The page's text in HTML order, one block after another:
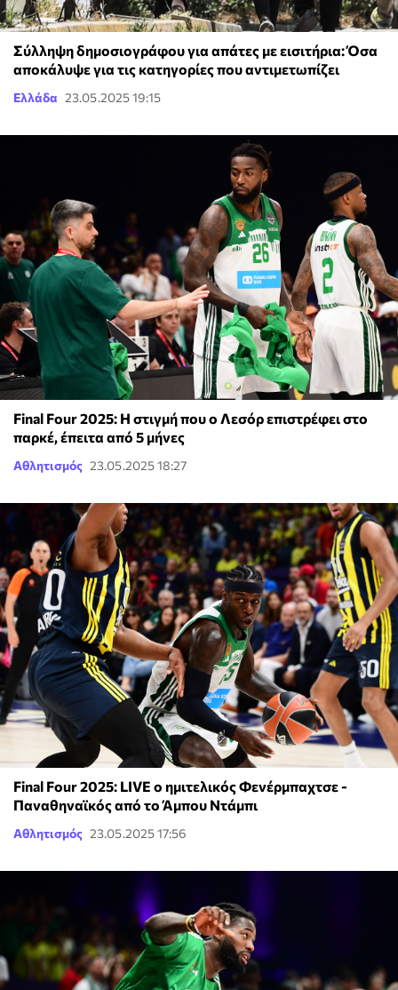
Σύλληψη δημοσιογράφου για απάτες με εισιτήρια: Όσα
αποκάλυψε για τις κατηγορίες που αντιμετωπίζει
Ελλάδα 23.05.2025 19:15
Final Four 2025: Η στιγμή που ο Λεσόρ επιστρέφει στο
παρκέ, έπειτα από 5 μήνες
Αθλητισμός 23.05.2025 18:27
Final Four 2025: LIVE ο ημιτελικός Φενέρμπαχτσε -
Παναθηναϊκός από το Άμπου Ντάμπι
Αθλητισμός 23.05.2025 17:56